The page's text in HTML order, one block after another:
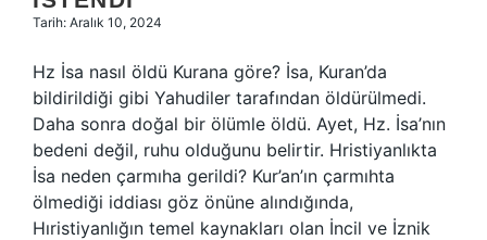
Tarih: Aralık 10, 2024
Hz İsa nasıl öldü Kurana göre? İsa, Kuran’da
bildirildiği gibi Yahudiler tarafından öldürülmedi.
Daha sonra doğal bir ölümle öldü. Ayet, Hz. İsa’nın
bedeni değil, ruhu olduğunu belirtir. Hristiyanlıkta
İsa neden çarmıha gerildi? Kur’an’ın çarmıhta
ölmediği iddiası göz önüne alındığında,
Hıristiyanlığın temel kaynakları olan İncil ve İznik